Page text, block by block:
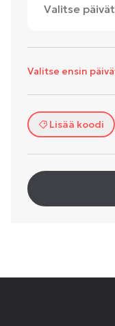
Valitse päivät
Valitse ensin
Lisää koodi